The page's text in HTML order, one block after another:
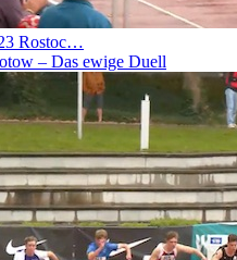
Rostoc…
– Das ewige Duell